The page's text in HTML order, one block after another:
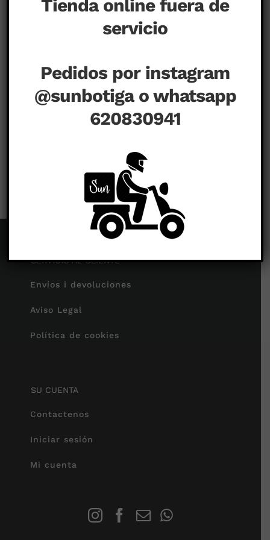
Comentarios desactivadosen
SERVICIO AL CLIENTE
Envíos i devoluciones
Aviso Legal
Política de cookies
SU CUENTA
Contactenos
Iniciar sesión
Mi cuenta
Tienda online fuera de
servicio
Pedidos por instagram
@sunbotiga o whatsapp
620830941